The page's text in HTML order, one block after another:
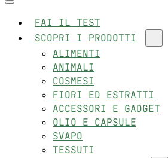
FAI IL TEST
SCOPRI I PRODOTTI
ALIMENTI
ANIMALI
COSMESI
FIORI ED ESTRATTI
ACCESSORI E GADGET
OLIO E CAPSULE
SVAPO
TESSUTI